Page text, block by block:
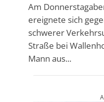
Am
ereignete sich
schwerer
Straße bei
Mann aus...